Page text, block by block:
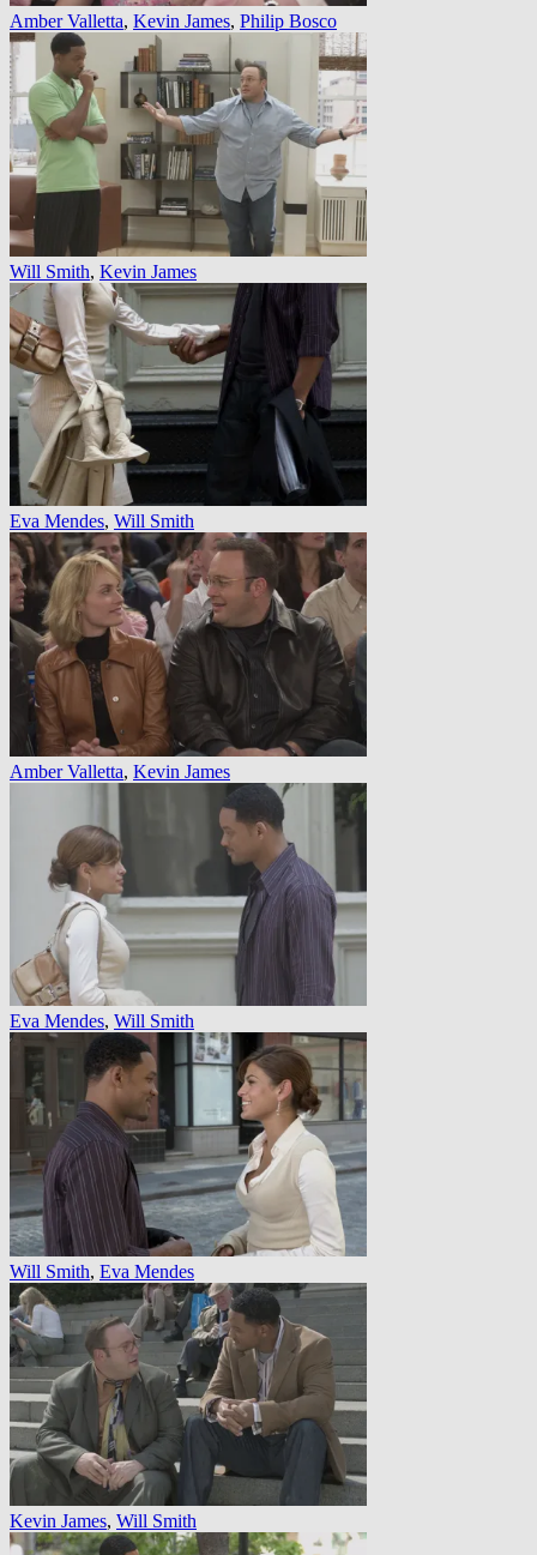
Amber Valletta, Kevin James, Philip Bosco
Will Smith, Kevin James
Eva Mendes, Will Smith
Amber Valletta, Kevin James
Eva Mendes, Will Smith
Will Smith, Eva Mendes
Kevin James, Will Smith